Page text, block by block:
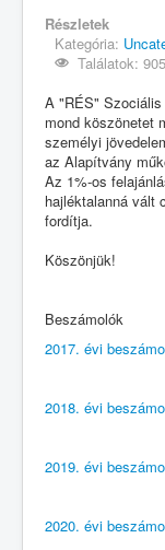
Női Éjjeli
Támogatás
Rólunk a
Magazin
Beszámolók
1% Beszámoló
Részletek
Kategória:
Találatok:
A "RÉS"
mond köszönetet
személyi
az Alapítvány
Az 1%-os
hajléktalanná vált
fordítja.
Köszönjük!
Beszámolók
2017. évi
2018. évi
2019. évi
2020. évi